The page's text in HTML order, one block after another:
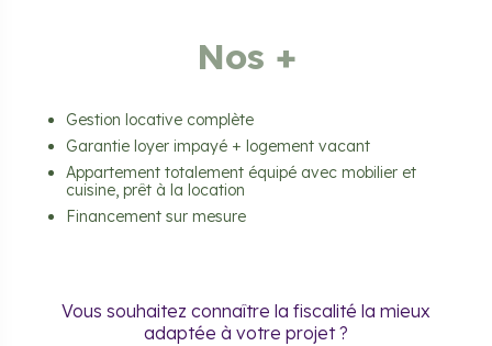
Nos +
Gestion locative complète
Garantie loyer impayé + logement vacant
Appartement totalement équipé avec mobilier et
cuisine, prêt à la location
Financement sur mesure
Vous souhaitez connaître la fiscalité la mieux
adaptée à votre projet ?